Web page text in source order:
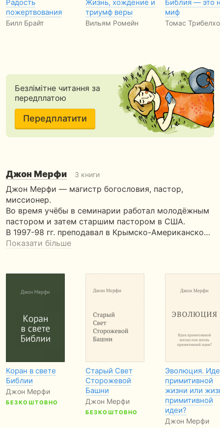
Радость
пожертвования
Билл Брайт
Жизнь, хождение и
триумф веры
Вильям Ромейн
Библия — это
миф
Томас
Безлімітне читання за
передплатою
Передплатити
Джон Мерфи 3 книги
Джон Мерфи — магистр богословия, пастор,
миссионер.
Во время учёбы в семинарии работал молодёжным
пастором и затем старшим пастором в США.
В 1997-98 гг. преподавал в Крымско-Американско…
Показати більше
Коран в свете
Библии
Джон Мерфи
БЕЗКОШТОВНО
Старый Свет
Сторожевой
Башни
Джон Мерфи
БЕЗКОШТОВНО
Эволюция.
примитивной
жизни или
примитивной
идеи?
Джон Мерфи